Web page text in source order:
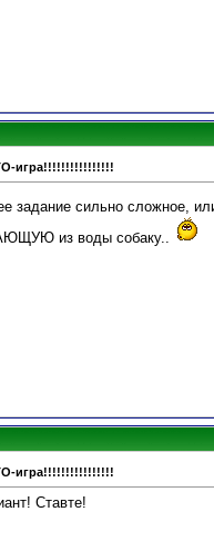
игра!!!!!!!!!!!!!!!!
задание сильно сложное,
из воды собаку..
игра!!!!!!!!!!!!!!!!
Ставте!